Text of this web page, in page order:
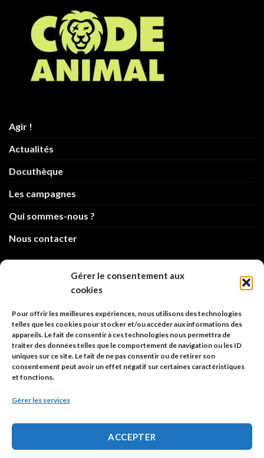
Gérer le consentement aux
cookies
Pour offrir les meilleures expériences, nous utilisons des technologies
telles que les cookies pour stocker et/ou accéder aux informations des
appareils. Le fait de consentir à ces technologies nous permettra de
traiter des données telles que le comportement de navigation ou les ID
uniques sur ce site. Le fait de ne pas consentir ou de retirer son
consentement peut avoir un effet négatif sur certaines caractéristiques
et fonctions.
Gérer les services
ACCEPTER
Agir !
Actualités
Docuthèque
Les campagnes
Qui sommes-nous ?
Nous contacter
info@code-animal.com
Code Animal
26, rue principale
67480 Roppenheim
Adresse à utiliser pour les envois en AR.
SIREN: 753 018 746 00010
Politique de confidentialité